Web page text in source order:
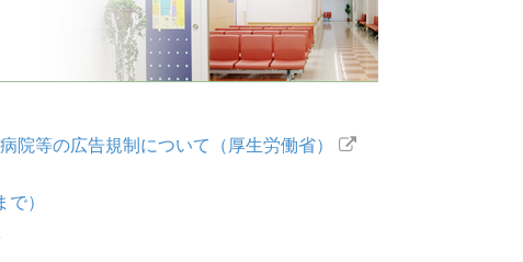
院等の広告規制について（厚生労働省）
）